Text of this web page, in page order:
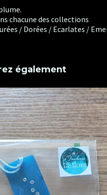
chacune des collections
/ Dorées / Ecarlates /
également